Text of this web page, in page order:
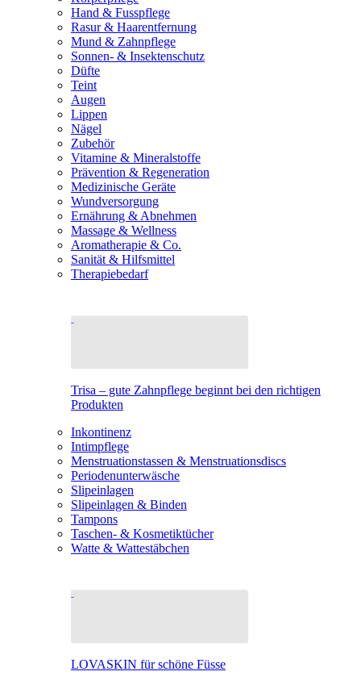
Hand & Fusspflege
Rasur & Haarentfernung
Mund & Zahnpflege
Sonnen- & Insektenschutz
Düfte
Teint
Augen
Lippen
Nägel
Zubehör
Vitamine & Mineralstoffe
Prävention & Regeneration
Medizinische Geräte
Wundversorgung
Ernährung & Abnehmen
Massage & Wellness
Aromatherapie & Co.
Sanität & Hilfsmittel
Therapiebedarf
Trisa – gute Zahnpflege beginnt bei den richtigen
Produkten
Inkontinenz
Intimpflege
Menstruationstassen & Menstruationsdiscs
Periodenunterwäsche
Slipeinlagen
Slipeinlagen & Binden
Tampons
Taschen- & Kosmetiktücher
Watte & Wattestäbchen
LOVASKIN für schöne Füsse